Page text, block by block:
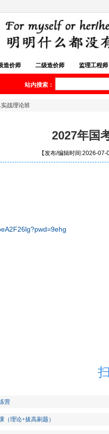
造价师 二级造价师 监理工程师
站内搜索：
战理论班
2027年国
【发布/编辑时间:2026-
营
（理论+拔高刷题）